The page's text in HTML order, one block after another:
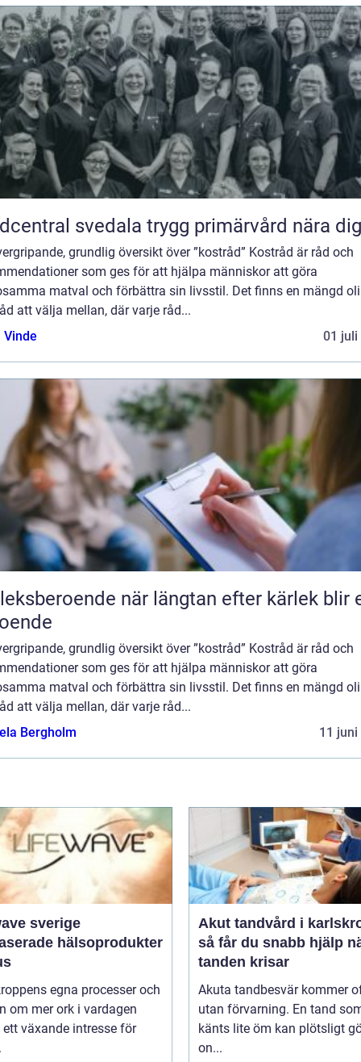
Vårdcentral svedala trygg primärvård nära dig
grundlig översikt över ”kostråd” Kostråd är råd och
som ges för att hjälpa människor att göra
matval och förbättra sin livsstil. Det finns en mängd
att välja mellan, där varje råd...
Vinde
01 juli
när längtan efter kärlek blir ett
grundlig översikt över ”kostråd” Kostråd är råd och
som ges för att hjälpa människor att göra
matval och förbättra sin livsstil. Det finns en mängd
att välja mellan, där varje råd...
Bergholm
11 juni
sverige
hälsoprodukter
egna processer och
om mer ork i vardagen
växande intresse för
Akut tandvård i
så får du snabb hjälp
tanden krisar
Akuta tandbesvär kommer
utan förvarning. En tand
känts lite öm kan plötsligt
on...